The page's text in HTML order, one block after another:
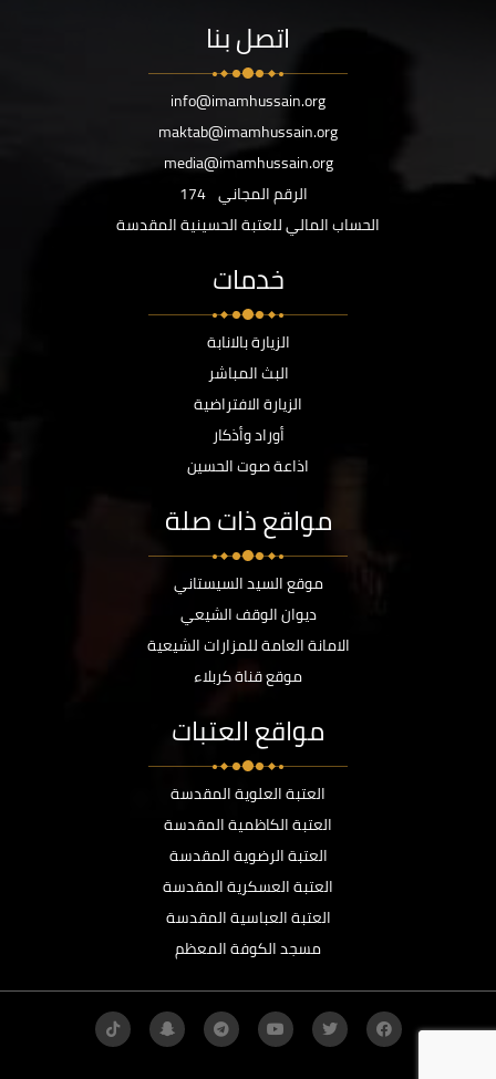
اتصل بنا
info@imamhussain.org
maktab@imamhussain.org
media@imamhussain.org
الرقم المجاني 174
الحساب المالي للعتبة الحسينية المقدسة
خدمات
الزيارة بالانابة
البث المباشر
الزيارة الافتراضية
أوراد وأذكار
اذاعة صوت الحسين
مواقع ذات صلة
موقع السيد السيستاني
ديوان الوقف الشيعي
الامانة العامة للمزارات الشيعية
موقع قناة كربلاء
مواقع العتبات
العتبة العلوية المقدسة
العتبة الكاظمية المقدسة
العتبة الرضوية المقدسة
العتبة العسكرية المقدسة
العتبة العباسية المقدسة
مسجد الكوفة المعظم